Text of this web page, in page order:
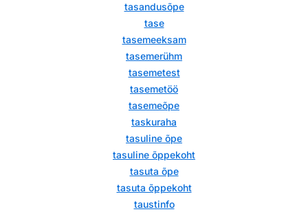
tasandusõpe
tase
tasemeeksam
tasemerühm
tasemetest
tasemetöö
tasemeõpe
taskuraha
tasuline õpe
tasuline õppekoht
tasuta õpe
tasuta õppekoht
taustinfo